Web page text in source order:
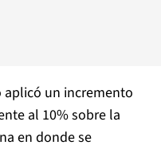
un incremento
al 10% sobre la
en donde se